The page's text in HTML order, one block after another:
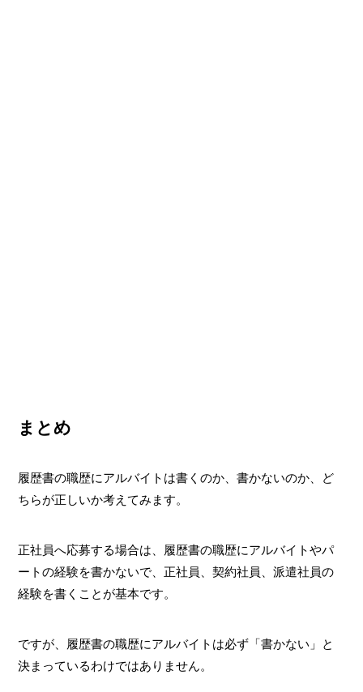
まとめ
履歴書の職歴にアルバイトは書くのか、書かないのか、ど
ちらが正しいか考えてみます。
正社員へ応募する場合は、履歴書の職歴にアルバイトやパ
ートの経験を書かないで、正社員、契約社員、派遣社員の
経験を書くことが基本です。
ですが、履歴書の職歴にアルバイトは必ず「書かない」と
決まっているわけではありません。